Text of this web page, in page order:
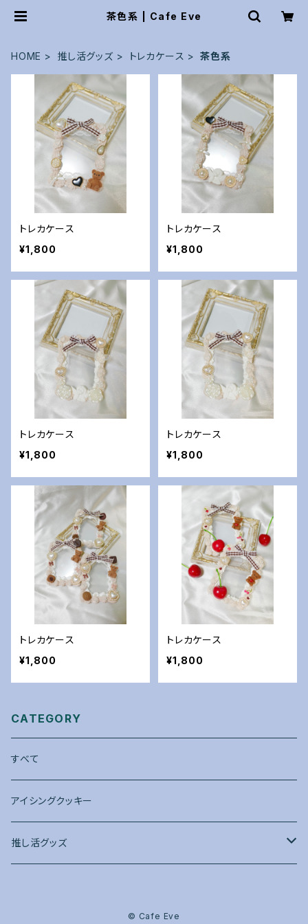
茶色系 | Cafe Eve
HOME 推し活グッズ トレカケース 茶色系
トレカケース
¥1,800
トレカケース
¥1,800
トレカケース
¥1,800
トレカケース
¥1,800
トレカケース
¥1,800
トレカケース
¥1,800
CATEGORY
すべて
アイシングクッキー
推し活グッズ
© Cafe Eve